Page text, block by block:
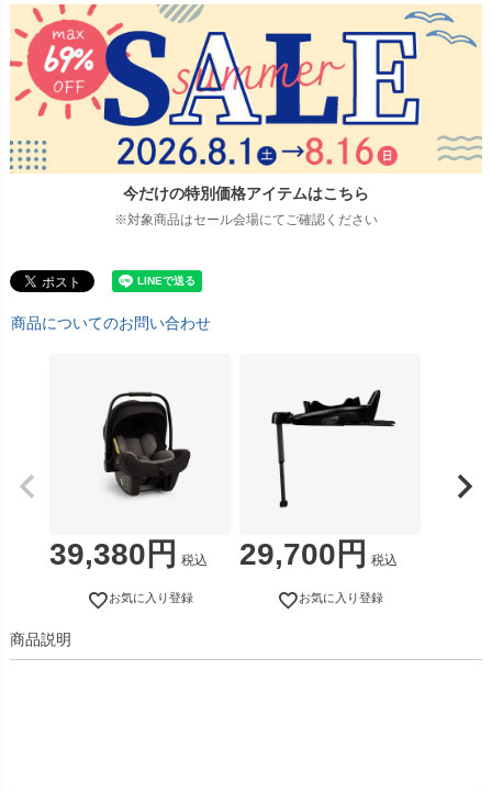
今だけの特別価格アイテムはこちら
※対象商品はセール会場にてご確認ください
商品についてのお問い合わせ
39,380 税込
お気に入り登録
29,700 税込
お気に入り登録
商品説明